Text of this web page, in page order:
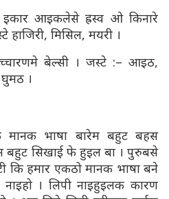
आइकलेसे ह्रस्व ओ किनारे
मिसिल, मयरी ।
बेल्सी । जस्टे :– आइठ,
।
भाषा बारेम बहुट बहस
बहुट सिखाई फे हुइल बा । पुरुबसे
कि हमार एकठो मानक भाषा बने
। लिपी नाइहुइलक कारण